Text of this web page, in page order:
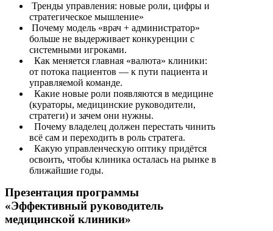
Тренды управления: новые роли, цифры и
стратегическое мышление»
Почему модель «врач + администратор»
больше не выдерживает конкуренции с
системными игроками.
Как меняется главная «валюта» клиники:
от потока пациентов — к пути пациента и
управляемой команде.
Какие новые роли появляются в медицине
(кураторы, медицинские руководители,
стратеги) и зачем они нужны.
Почему владелец должен перестать чинить
всё сам и переходить в роль стратега.
Какую управленческую оптику придётся
освоить, чтобы клиника осталась на рынке в
ближайшие годы.
Презентация программы
«Эффективный руководитель
медицинской клиники»